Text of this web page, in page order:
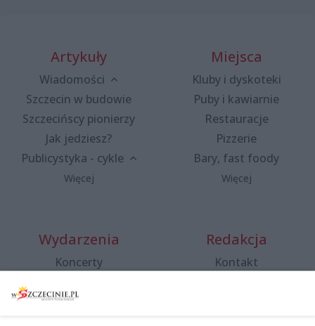
Artykuły
Wiadomości
Szczecin w budowie
Szczecińscy pionierzy
Jak jedziesz?
Publicystyka - cykle
Więcej
Miejsca
Kluby i dyskoteki
Puby i kawiarnie
Restauracje
Pizzerie
Bary, fast foody
Więcej
Wydarzenia
Koncerty
Spacery i oprowadzania
Redakcja
Kontakt